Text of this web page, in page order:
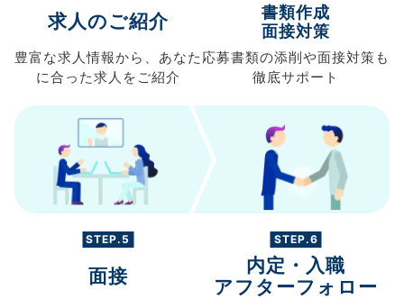
求人のご紹介
豊富な求人情報から、 あなた
に合った求人を ご紹介
書類作成
面接対策
応募書類の添削や面接対策も
徹底サポート
STEP.5
面接
STEP.6
内定・入職
アフターフォロー